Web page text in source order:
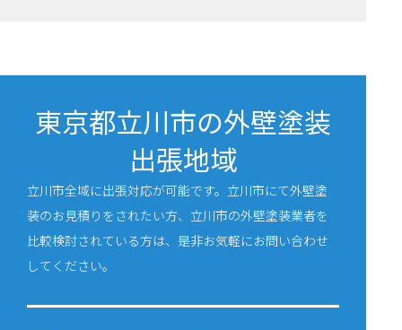
東京都立川市の外壁塗装
出張地域
立川市全域に出張対応が可能です。立川市にて外壁塗
装のお見積りをされたい方、立川市の外壁塗装業者を
比較検討されている方は、是非お気軽にお問い合わせ
してください。